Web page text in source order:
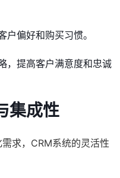
户偏好和购买习惯。
，提高客户满意度和忠诚
集成性
求，CRM系统的灵活性